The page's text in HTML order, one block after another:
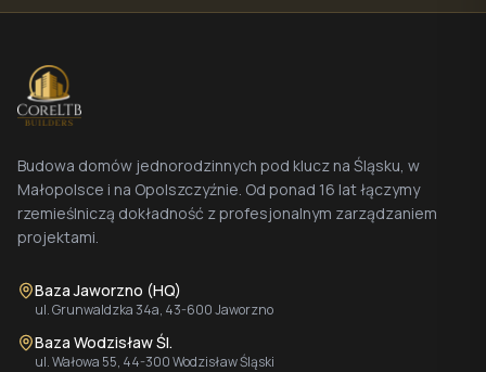
Budowa domów jednorodzinnych pod klucz na Śląsku, w
Małopolsce i na Opolszczyźnie. Od ponad 16 lat łączymy
rzemieślniczą dokładność z profesjonalnym zarządzaniem
projektami.
Baza Jaworzno (HQ)
ul. Grunwaldzka 34a, 43-600 Jaworzno
Baza Wodzisław Śl.
ul. Wałowa 55, 44-300 Wodzisław Śląski